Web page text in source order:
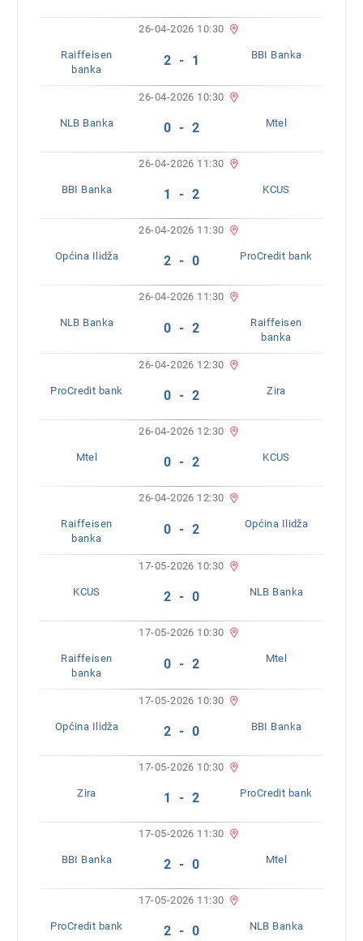
26-04-2026 10:30
Raiffeisen
banka
2 - 1 BBI Banka
26-04-2026 10:30
NLB Banka 0 - 2 Mtel
26-04-2026 11:30
BBI Banka 1 - 2 KCUS
26-04-2026 11:30
Općina Ilidža 2 - 0 ProCredit bank
26-04-2026 11:30
NLB Banka 0 - 2
Raiffeisen
banka
26-04-2026 12:30
ProCredit bank 0 - 2 Zira
26-04-2026 12:30
Mtel 0 - 2 KCUS
26-04-2026 12:30
Raiffeisen
banka
0 - 2 Općina Ilidža
17-05-2026 10:30
KCUS 2 - 0 NLB Banka
17-05-2026 10:30
Raiffeisen
banka
0 - 2 Mtel
17-05-2026 10:30
Općina Ilidža 2 - 0 BBI Banka
17-05-2026 10:30
Zira 1 - 2 ProCredit bank
17-05-2026 11:30
BBI Banka 2 - 0 Mtel
17-05-2026 11:30
ProCredit bank 2 - 0 NLB Banka